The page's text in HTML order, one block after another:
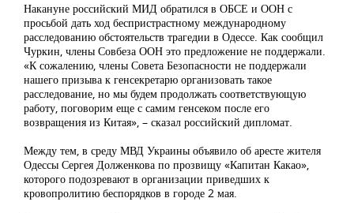
Накануне российский МИД обратился в ОБСЕ и ООН с
просьбой дать ход беспристрастному международному
расследованию обстоятельств трагедии в Одессе. Как сообщил
Чуркин, члены Совбеза ООН это предложение не поддержали.
«К сожалению, члены Совета Безопасности не поддержали
нашего призыва к генсекретарю организовать такое
расследование, но мы будем продолжать соответствующую
работу, поговорим еще с самим генсеком после его
возвращения из Китая», – сказал российский дипломат.
Между тем, в среду МВД Украины объявило об аресте жителя
Одессы Сергея Долженкова по прозвищу «Капитан Какао»,
которого подозревают в организации приведших к
кровопролитию беспорядков в городе 2 мая.